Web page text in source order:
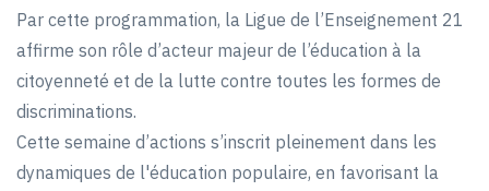
Par cette programmation, la Ligue de l’Enseignement 21
affirme son rôle d’acteur majeur de l’éducation à la
citoyenneté et de la lutte contre toutes les formes de
discriminations.
Cette semaine d’actions s’inscrit pleinement dans les
dynamiques de l'éducation populaire, en favorisant la